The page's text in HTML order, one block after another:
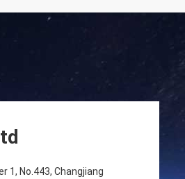
1, No.443, Changjiang